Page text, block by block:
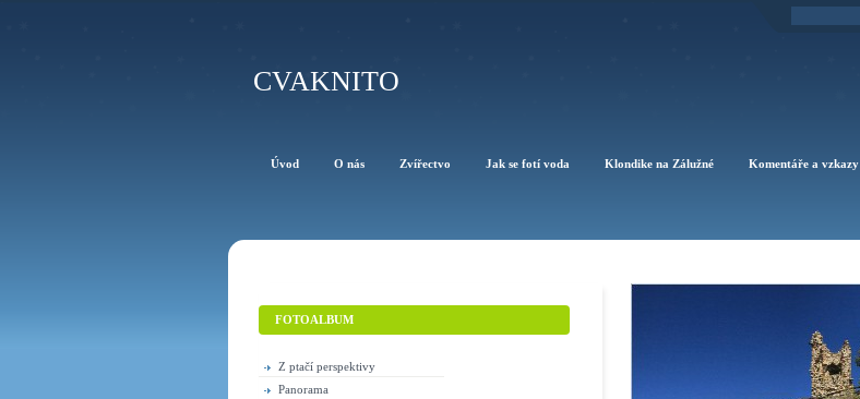
CVAKNITO
Úvod O nás Zvířectvo Jak se fotí voda Klondike na Zálužné Komentáře a vzkazy
FOTOALBUM
Z ptačí perspektivy
Panorama